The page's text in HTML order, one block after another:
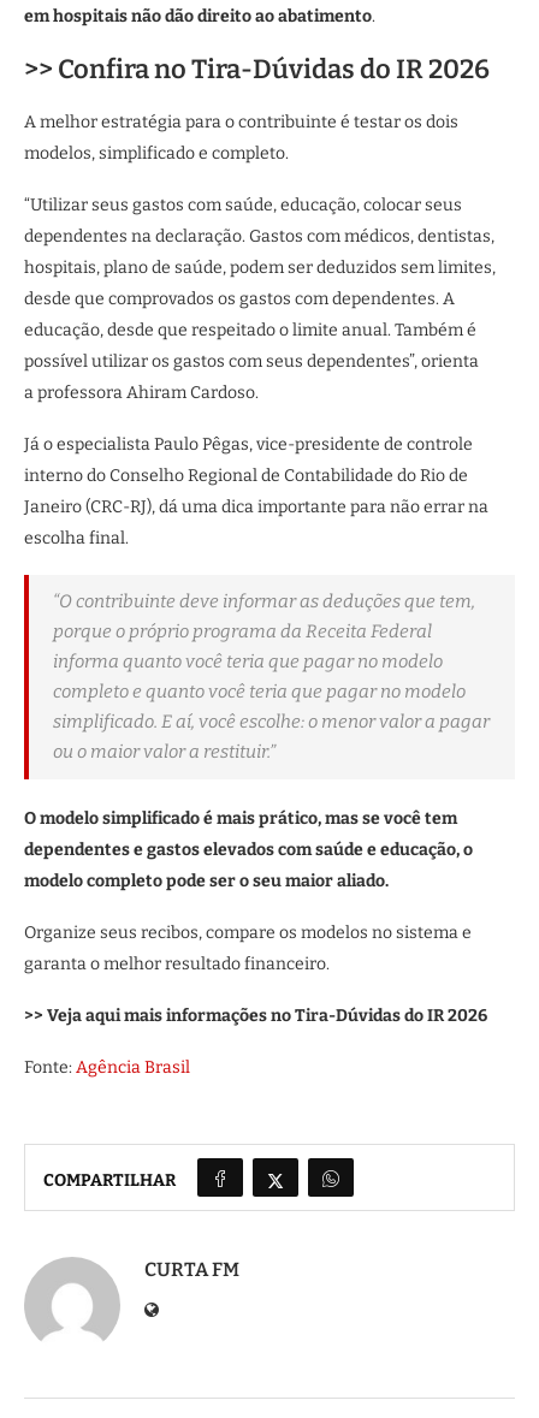
em hospitais não dão direito ao abatimento.
>> Confira no Tira-Dúvidas do IR 2026
A melhor estratégia para o contribuinte é testar os dois
modelos, simplificado e completo.
“Utilizar seus gastos com saúde, educação, colocar seus
dependentes na declaração. Gastos com médicos, dentistas,
hospitais, plano de saúde, podem ser deduzidos sem limites,
desde que comprovados os gastos com dependentes. A
educação, desde que respeitado o limite anual. Também é
possível utilizar os gastos com seus dependentes”, orienta
a professora Ahiram Cardoso.
Já o especialista Paulo Pêgas, vice-presidente de controle
interno do Conselho Regional de Contabilidade do Rio de
Janeiro (CRC-RJ), dá uma dica importante para não errar na
escolha final.
“O contribuinte deve informar as deduções que tem,
porque o próprio programa da Receita Federal
informa quanto você teria que pagar no modelo
completo e quanto você teria que pagar no modelo
simplificado. E aí, você escolhe: o menor valor a pagar
ou o maior valor a restituir.”
O modelo simplificado é mais prático, mas se você tem
dependentes e gastos elevados com saúde e educação, o
modelo completo pode ser o seu maior aliado.
Organize seus recibos, compare os modelos no sistema e
garanta o melhor resultado financeiro.
>> Veja aqui mais informações no Tira-Dúvidas do IR 2026
Fonte: Agência Brasil
COMPARTILHAR
CURTA FM